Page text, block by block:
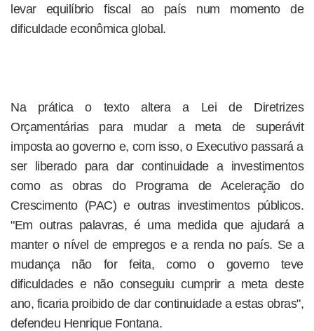
levar equilíbrio fiscal ao país num momento de
dificuldade econômica global.
Na prática o texto altera a Lei de Diretrizes
Orçamentárias para mudar a meta de superávit
imposta ao governo e, com isso, o Executivo passará a
ser liberado para dar continuidade a investimentos
como as obras do Programa de Aceleração do
Crescimento (PAC) e outras investimentos públicos.
"Em outras palavras, é uma medida que ajudará a
manter o nível de empregos e a renda no país. Se a
mudança não for feita, como o governo teve
dificuldades e não conseguiu cumprir a meta deste
ano, ficaria proibido de dar continuidade a estas obras",
defendeu Henrique Fontana.